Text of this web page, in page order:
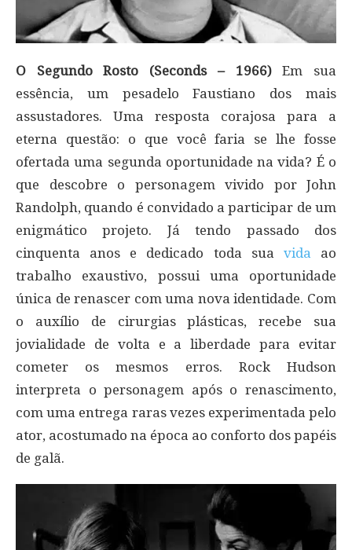
O Segundo Rosto (Seconds – 1966)Em sua
essência, um pesadelo Faustiano dos mais
assustadores. Uma resposta corajosa para a
eterna questão: o que você faria se lhe fosse
ofertada uma segunda oportunidade na vida? É o
que descobre o personagem vivido por John
Randolph, quando é convidado a participar de um
enigmático projeto. Já tendo passado dos
cinquenta anos e dedicado toda sua vida ao
trabalho exaustivo, possui uma oportunidade
única de renascer com uma nova identidade. Com
o auxílio de cirurgias plásticas, recebe sua
jovialidade de volta e a liberdade para evitar
cometer os mesmos erros. Rock Hudson
interpreta o personagem após o renascimento,
com uma entrega raras vezes experimentada pelo
ator, acostumado na época ao conforto dos papéis
de galã.